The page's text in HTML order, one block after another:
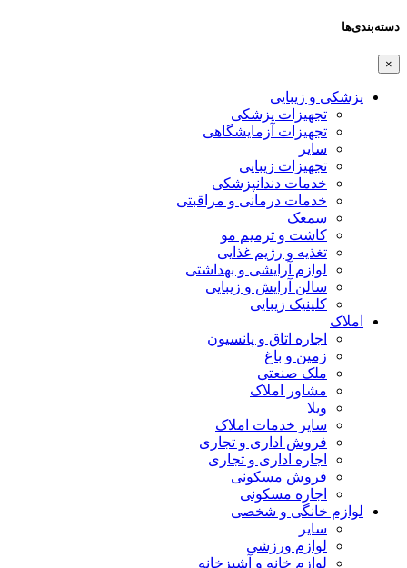
دسته‌بندی‌ها
×
پزشکی و زیبایی
تجهیزات پزشکی
تجهیزات آزمایشگاهی
سایر
تجهیزات زیبایی
خدمات دندانپزشکی
خدمات درمانی و مراقبتی
سمعک
کاشت و ترمیم مو
تغذیه و رژیم غذایی
لوازم آرایشی و بهداشتی
سالن آرایش و زیبایی
کلینیک زیبایی
املاک
اجاره اتاق و پانسیون
زمین و باغ
ملک صنعتی
مشاور املاک
ویلا
سایر خدمات املاک
فروش اداری و تجاری
اجاره اداری و تجاری
فروش مسکونی
اجاره مسکونی
لوازم خانگی و شخصی
سایر
لوازم ورزشی
لوازم خانه و آشپزخانه